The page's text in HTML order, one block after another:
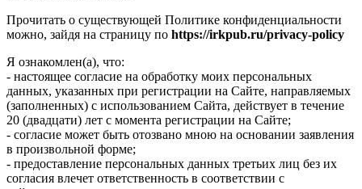
Прочитать о существующей Политике конфиденциальности
можно, зайдя на страницу по https://irkpub.ru/privacy-policy
Я ознакомлен(а), что:
- настоящее согласие на обработку моих персональных
данных, указанных при регистрации на Сайте, направляемых
(заполненных) с использованием Cайта, действует в течение
20 (двадцати) лет с момента регистрации на Cайте;
- согласие может быть отозвано мною на основании заявления
в произвольной форме;
- предоставление персональных данных третьих лиц без их
согласия влечет ответственность в соответствии с